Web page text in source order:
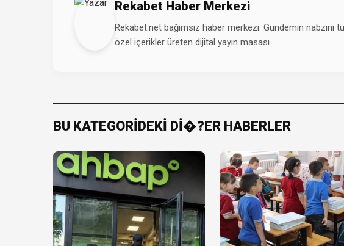
Rekabet Haber Merkezi
Rekabet.net bağımsız haber merkezi. Gündemin nabzını
özel içerikler üreten dijital yayın masası.
BU KATEGORİDEKİ Dİ�?ER HABERLER